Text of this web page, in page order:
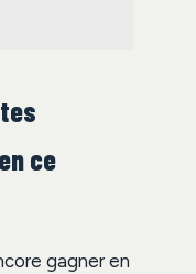
ce
gagner en